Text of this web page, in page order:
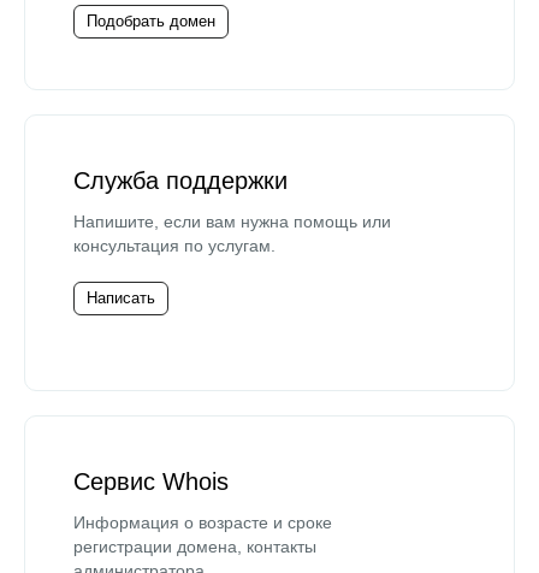
Подобрать домен
Служба поддержки
Напишите, если вам нужна помощь или
консультация по услугам.
Написать
Сервис Whois
Информация о возрасте и сроке
регистрации домена, контакты